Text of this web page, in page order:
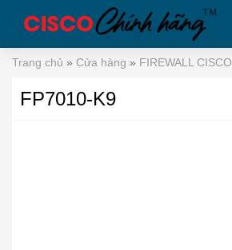
Trang chủ » Cửa hàng » FIREWALL CISCO
FP7010-K9